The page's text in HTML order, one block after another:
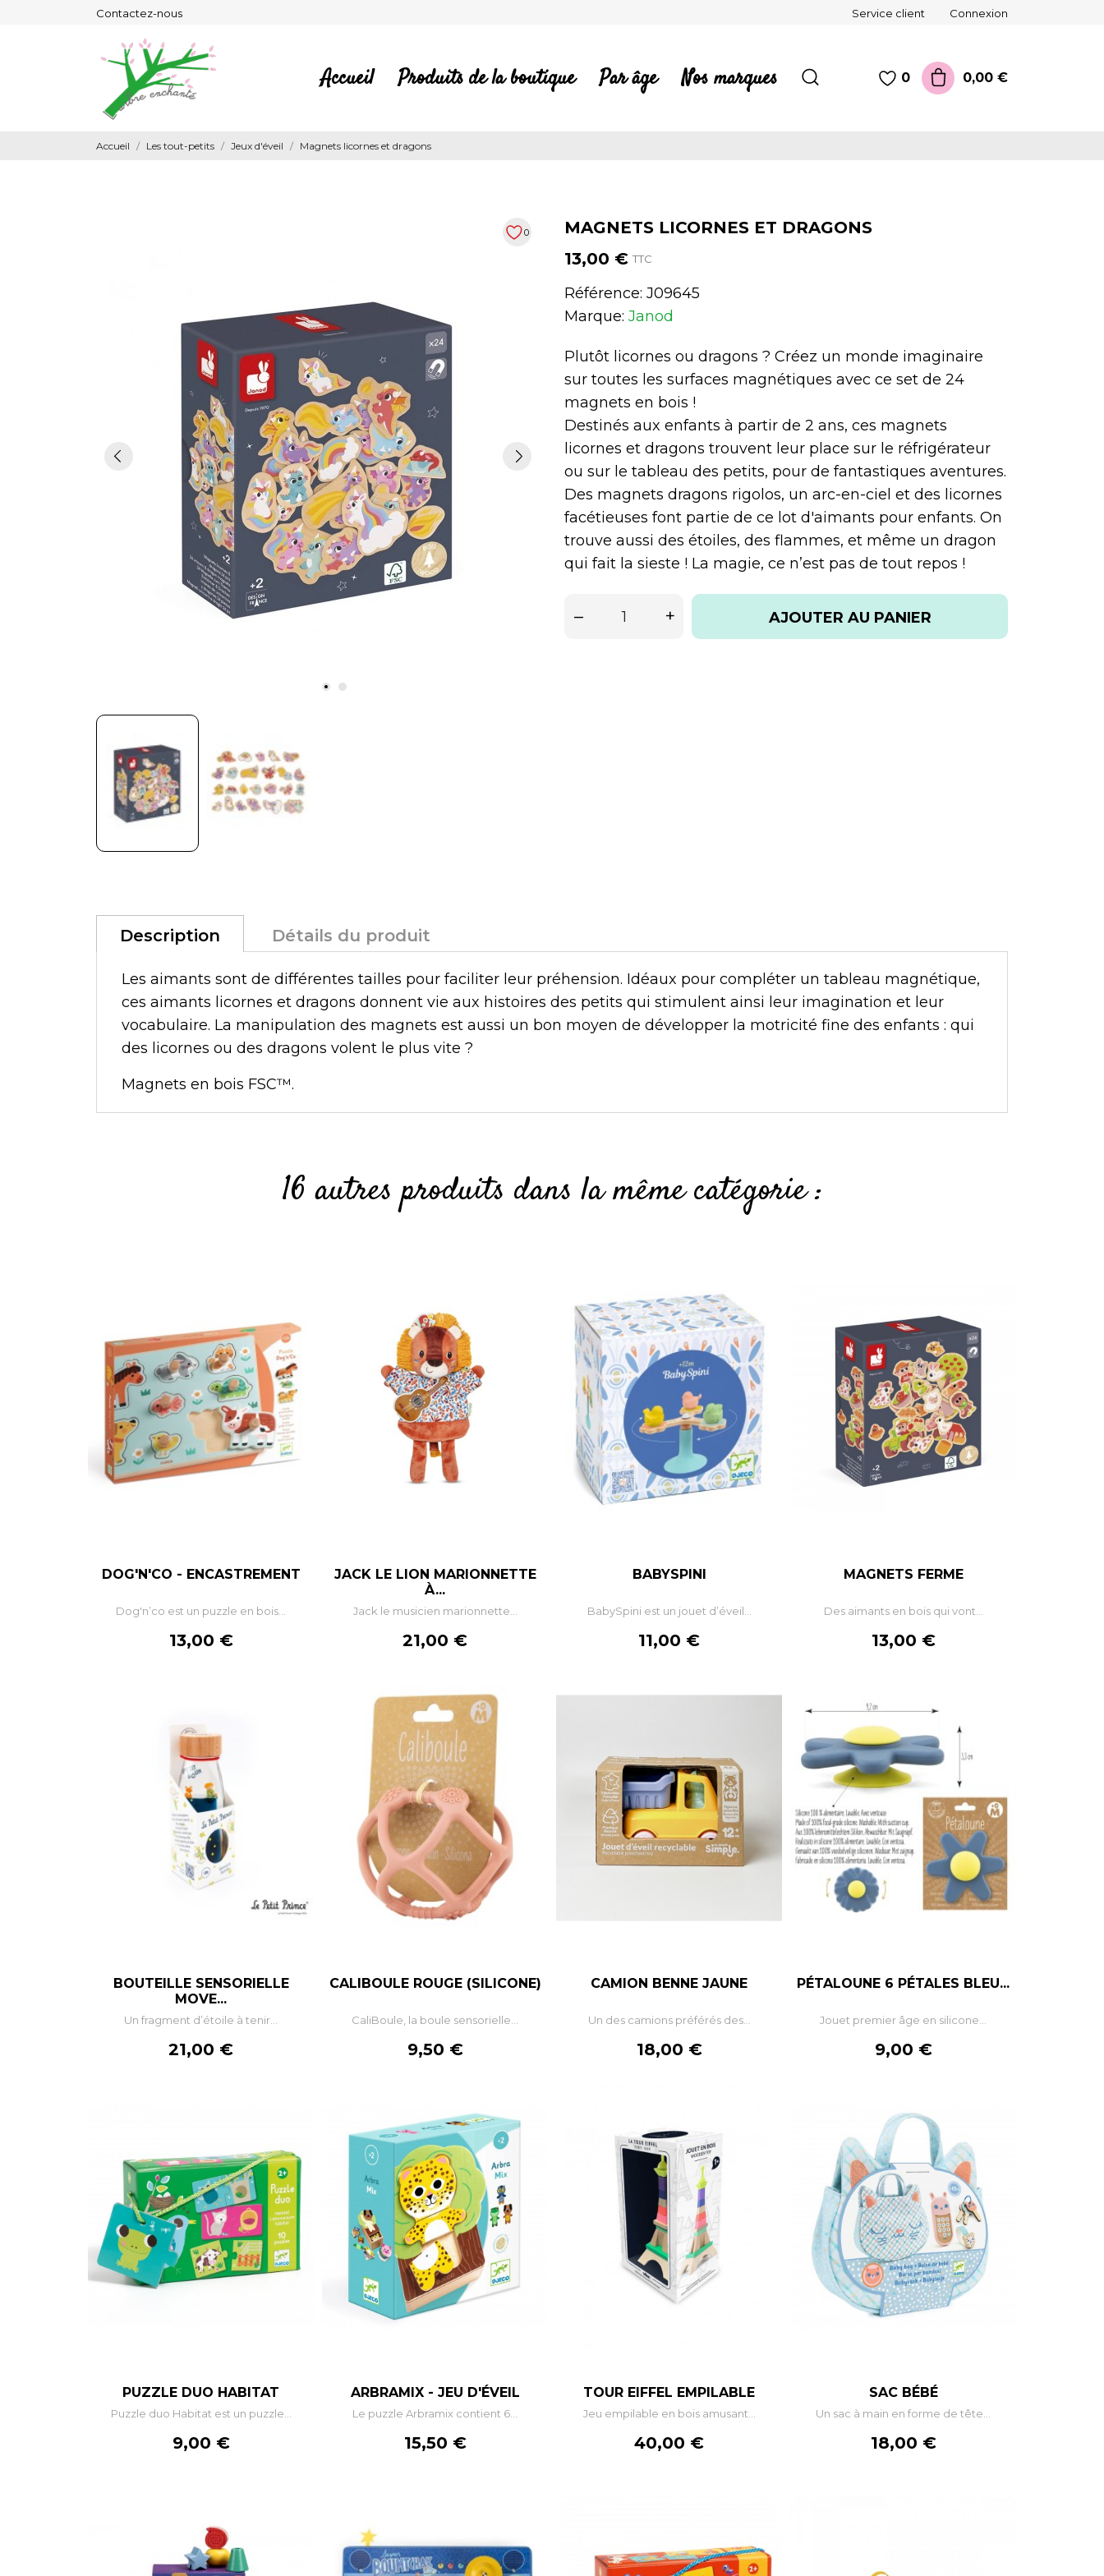
Contactez-nous Service client Connexion
Accueil Produits de la boutique Par âge Nos marques 0 0,00 €
Accueil Les tout-petits Jeux d'éveil Magnets licornes et dragons
0
MAGNETS LICORNES ET DRAGONS
13,00 € TTC
Référence: J09645
Marque: Janod
Plutôt licornes ou dragons ? Créez un monde imaginaire
sur toutes les surfaces magnétiques avec ce set de 24
magnets en bois !
Destinés aux enfants à partir de 2 ans, ces magnets
licornes et dragons trouvent leur place sur le réfrigérateur
ou sur le tableau des petits, pour de fantastiques aventures.
Des magnets dragons rigolos, un arc-en-ciel et des licornes
facétieuses font partie de ce lot d'aimants pour enfants. On
trouve aussi des étoiles, des flammes, et même un dragon
qui fait la sieste ! La magie, ce n’est pas de tout repos !
– + AJOUTER AU PANIER
Description Détails du produit
Les aimants sont de différentes tailles pour faciliter leur préhension. Idéaux pour compléter un tableau magnétique,
ces aimants licornes et dragons donnent vie aux histoires des petits qui stimulent ainsi leur imagination et leur
vocabulaire. La manipulation des magnets est aussi un bon moyen de développer la motricité fine des enfants : qui
des licornes ou des dragons volent le plus vite ?
Magnets en bois FSC™.
16 autres produits dans la même catégorie :
DOG'N'CO - ENCASTREMENT
Dog'n’co est un puzzle en bois...
Prix
13,00 €
– +
JACK LE LION MARIONNETTE
À...
Jack le musicien marionnette...
Prix
21,00 €
– + BABYSPINI
BabySpini est un jouet d’éveil...
Prix
11,00 €
MAGNETS FERME
Des aimants en bois qui vont...
Prix
13,00 €
BOUTEILLE SENSORIELLE
MOVE...
Un fragment d’étoile à tenir...
Prix
21,00 €
– + CALIBOULE ROUGE (SILICONE)
CaliBoule, la boule sensorielle...
Prix
9,50 €
– + CAMION BENNE JAUNE
Un des camions préférés des...
Prix
18,00 €
– + PÉTALOUNE 6 PÉTALES BLEU...
Jouet premier âge en silicone...
Prix
9,00 €
– +
PUZZLE DUO HABITAT
Puzzle duo Habitat est un puzzle...
Prix
9,00 €
– + ARBRAMIX - JEU D'ÉVEIL
Le puzzle Arbramix contient 6...
Prix
15,50 €
– + TOUR EIFFEL EMPILABLE
Jeu empilable en bois amusant...
Prix
40,00 €
– + SAC BÉBÉ
Un sac à main en forme de tête...
Prix
18,00 €